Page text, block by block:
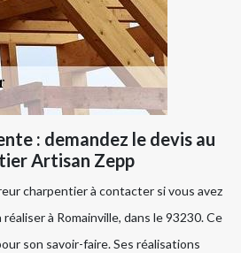
: demandez le devis au
Artisan Zepp
charpentier à contacter si vous avez
à Romainville, dans le 93230. Ce
son savoir-faire. Ses réalisations